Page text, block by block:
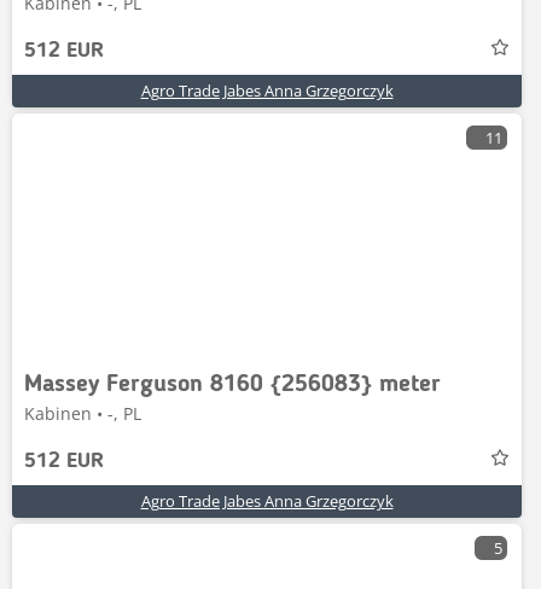
512 EUR
Agro Trade Jabes Anna Grzegorczyk
11
Massey Ferguson 8160 {256083} meter
Kabinen • -, PL
512 EUR
Agro Trade Jabes Anna Grzegorczyk
5